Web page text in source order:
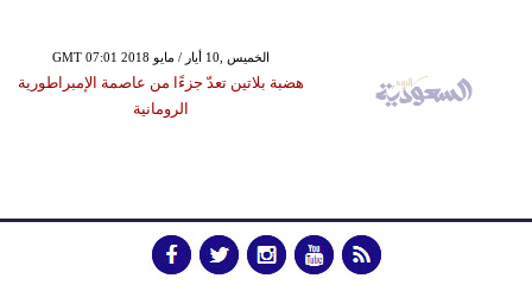
GMT 07:01 2018 الخميس ,10 أيار / مايو
هضبة بلاتين تعدّ جزءًا من عاصمة الإمبراطورية
الرومانية